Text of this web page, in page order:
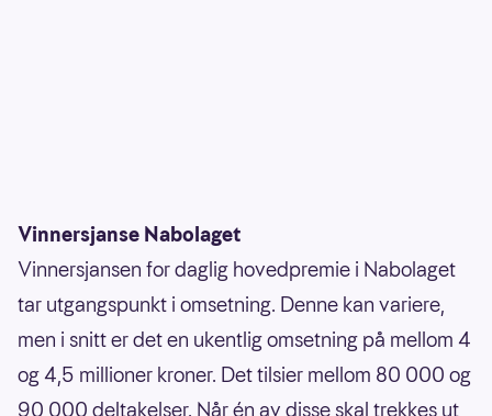
Vinnersjanse Nabolaget
Vinnersjansen for daglig hovedpremie i Nabolaget
tar utgangspunkt i omsetning. Denne kan variere,
men i snitt er det en ukentlig omsetning på mellom 4
og 4,5 millioner kroner. Det tilsier mellom 80 000 og
90 000 deltakelser. Når én av disse skal trekkes ut,